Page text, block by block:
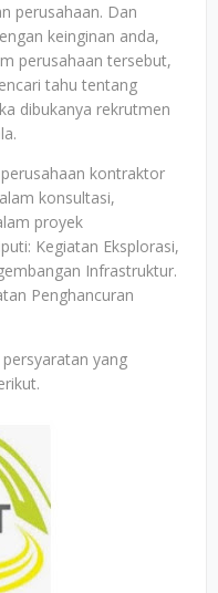
perusahaan. Dan
keinginan anda,
perusahaan tersebut,
tahu tentang
dibukanya rekrutmen
kontraktor
konsultasi,
proyek
Kegiatan Eksplorasi,
Infrastruktur.
Penghancuran
yang